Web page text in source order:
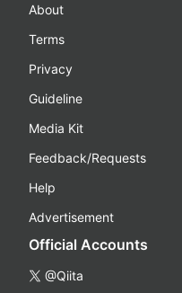
About
Terms
Privacy
Guideline
Media Kit
Feedback/Requests
Help
Advertisement
Official Accounts
@Qiita